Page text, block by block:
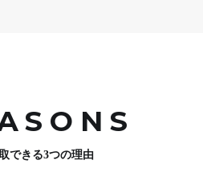
S
できる3つの理由